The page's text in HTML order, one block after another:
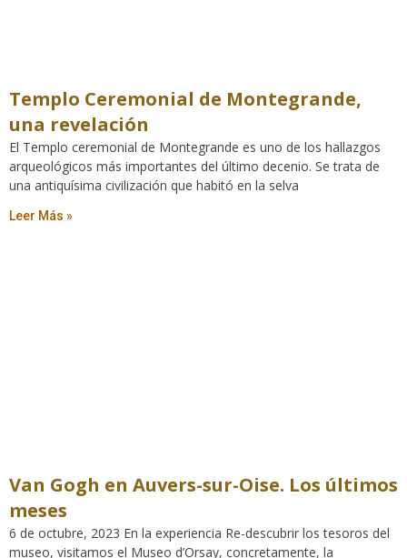
Templo Ceremonial de Montegrande,
una revelación
El Templo ceremonial de Montegrande es uno de los hallazgos
arqueológicos más importantes del último decenio. Se trata de
una antiquísima civilización que habitó en la selva
Leer Más »
Van Gogh en Auvers-sur-Oise. Los últimos
meses
6 de octubre, 2023 En la experiencia Re-descubrir los tesoros del
museo, visitamos el Museo d’Orsay, concretamente, la